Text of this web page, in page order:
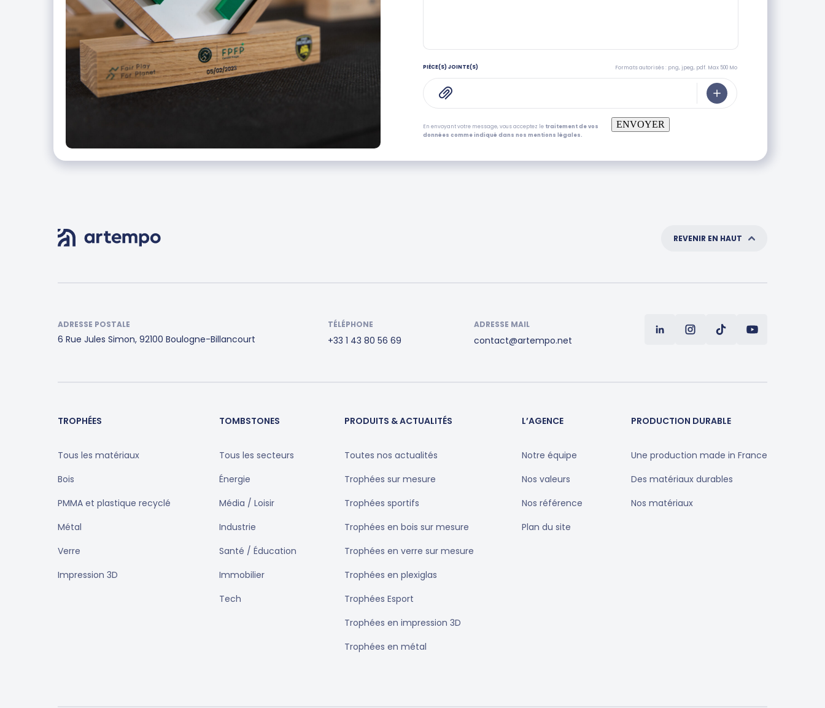
PIÈCE(S) JOINTE(S) Formats autorisés : png, jpeg, pdf. Max 500 Mo
En envoyant votre message, vous acceptez le traitement de vos
données comme indiqué dans nos mentions légales.
ENVOYER
REVENIR EN HAUT
ADRESSE POSTALE
6 Rue Jules Simon, 92100 Boulogne-Billancourt
TÉLÉPHONE
+33 1 43 80 56 69
ADRESSE MAIL
contact@artempo.net
TROPHÉES
Tous les matériaux
Bois
PMMA et plastique recyclé
Métal
Verre
Impression 3D
TOMBSTONES
Tous les secteurs
Énergie
Média / Loisir
Industrie
Santé / Éducation
Immobilier
Tech
PRODUITS & ACTUALITÉS
Toutes nos actualités
Trophées sur mesure
Trophées sportifs
Trophées en bois sur mesure
Trophées en verre sur mesure
Trophées en plexiglas
Trophées Esport
Trophées en impression 3D
Trophées en métal
L’AGENCE
Notre équipe
Nos valeurs
Nos référence
Plan du site
PRODUCTION DURABLE
Une production made in France
Des matériaux durables
Nos matériaux